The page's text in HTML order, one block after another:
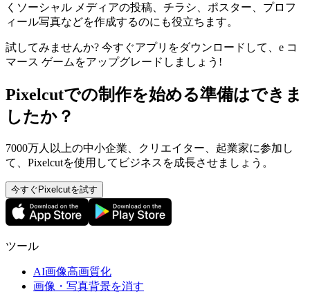
くソーシャル メディアの投稿、チラシ、ポスター、プロフ
ィール写真などを作成するのにも役立ちます。
試してみませんか? 今すぐアプリをダウンロードして、e コ
マース ゲームをアップグレードしましょう !
Pixelcutでの制作を始める準備はできま
したか？
7000万人以上の中小企業、クリエイター、起業家に参加し
て、Pixelcutを使用してビジネスを成長させましょう。
今すぐPixelcutを試す
ツール
AI画像高画質化
画像・写真背景を消す